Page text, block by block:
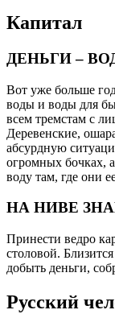
Капитал
ДЕНЬГИ –
Вот уже больше
воды и воды для
всем тремстам с
Деревенские,
абсурдную
огромных бочках,
воду там, где они
НА НИВЕ
Принести ведро
столовой.
добыть деньги,
Русский